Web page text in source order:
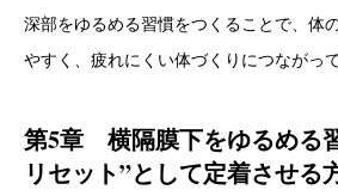
深部をゆるめる習慣をつくることで、体
やすく、疲れにくい体づくりにつながっ
第5章 横隔膜下をゆるめる
リセット”として定着させる